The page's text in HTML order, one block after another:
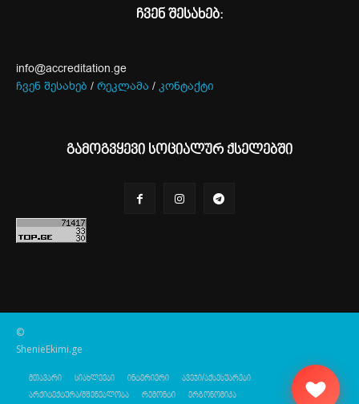
ჩვენ შესახებ:
info@accreditation.ge
ჩვენ შესახებ / რეკლამა / კონტაქტი
გამოგვყევი სოციალურ ქსელებში
©
ShenieEkimi.ge
მთავარი სიახლეები ინტერიერი ავეჯი/აქსესუარები
არქიტექტურა/მშენებლობა რემონტი ერგონომიკა